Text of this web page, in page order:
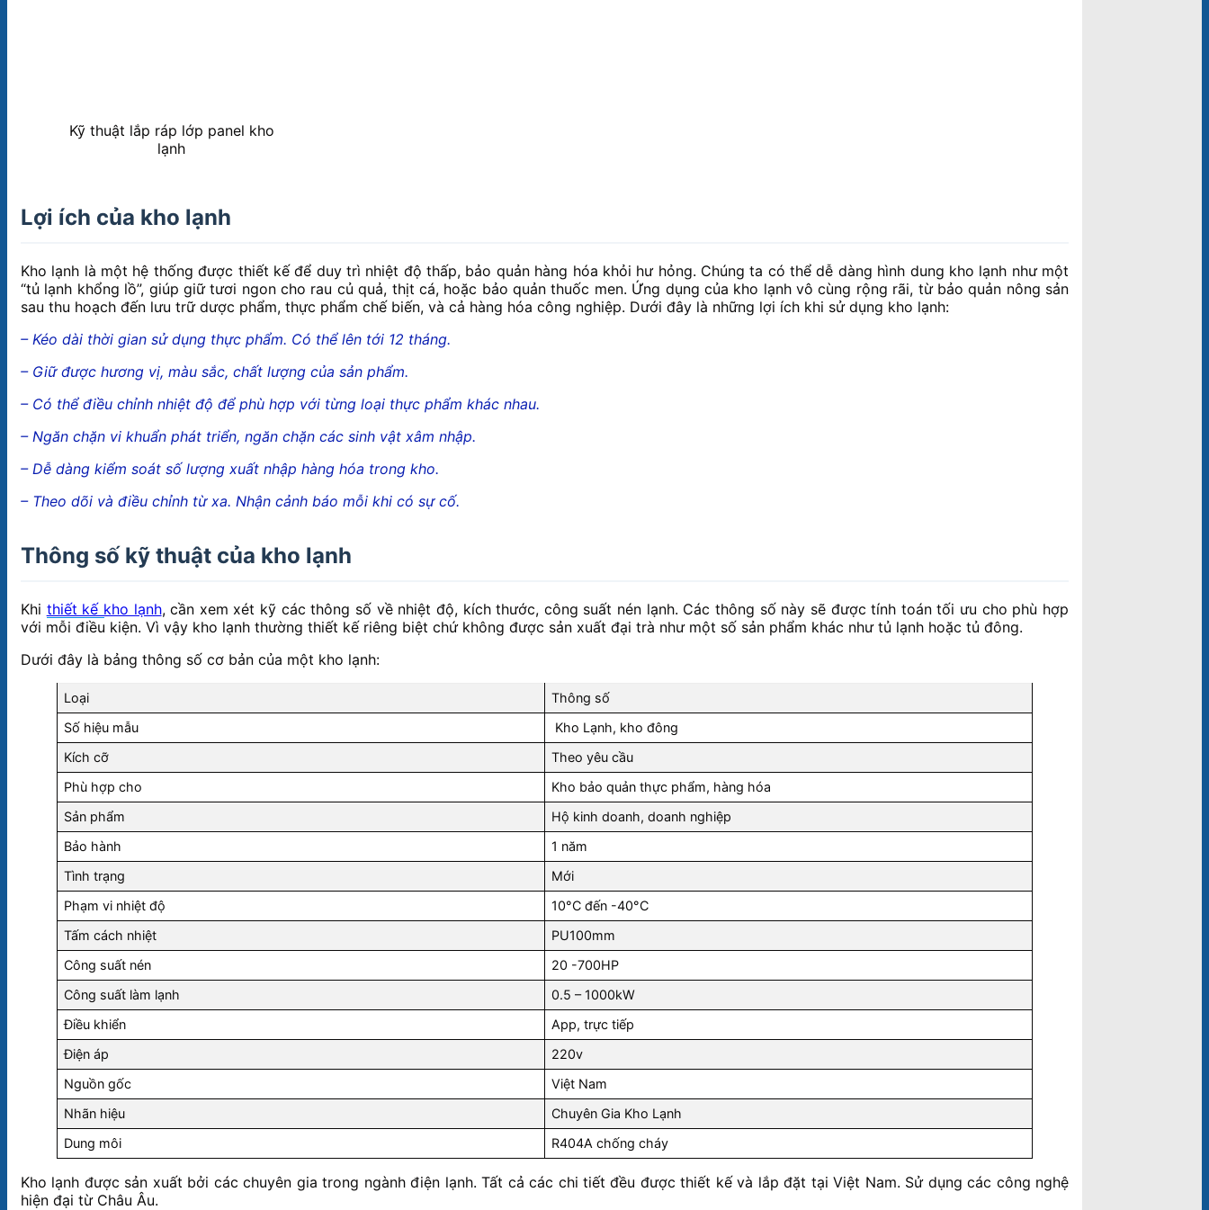
Kỹ thuật lắp ráp lớp panel kho
lạnh
Lợi ích của kho lạnh
Kho lạnh là một hệ thống được thiết kế để duy trì nhiệt độ thấp, bảo quản hàng hóa khỏi hư hỏng. Chúng ta có thể dễ dàng hình dung kho lạnh như một
“tủ lạnh khổng lồ”, giúp giữ tươi ngon cho rau củ quả, thịt cá, hoặc bảo quản thuốc men. Ứng dụng của kho lạnh vô cùng rộng rãi, từ bảo quản nông sản
sau thu hoạch đến lưu trữ dược phẩm, thực phẩm chế biến, và cả hàng hóa công nghiệp. Dưới đây là những lợi ích khi sử dụng kho lạnh:
– Kéo dài thời gian sử dụng thực phẩm. Có thể lên tới 12 tháng.
– Giữ được hương vị, màu sắc, chất lượng của sản phẩm.
– Có thể điều chỉnh nhiệt độ để phù hợp với từng loại thực phẩm khác nhau.
– Ngăn chặn vi khuẩn phát triển, ngăn chặn các sinh vật xâm nhập.
– Dễ dàng kiểm soát số lượng xuất nhập hàng hóa trong kho.
– Theo dõi và điều chỉnh từ xa. Nhận cảnh báo mỗi khi có sự cố.
Thông số kỹ thuật của kho lạnh
Khi thiết kế kho lạnh, cần xem xét kỹ các thông số về nhiệt độ, kích thước, công suất nén lạnh. Các thông số này sẽ được tính toán tối ưu cho phù hợp
với mỗi điều kiện. Vì vậy kho lạnh thường thiết kế riêng biệt chứ không được sản xuất đại trà như một số sản phẩm khác như tủ lạnh hoặc tủ đông.
Dưới đây là bảng thông số cơ bản của một kho lạnh:
Loại
Thông số
Số hiệu mẫu
Kho Lạnh, kho đông
Kích cỡ
Theo yêu cầu
Phù hợp cho
Kho bảo quản thực phẩm, hàng hóa
Sản phẩm
Hộ kinh doanh, doanh nghiệp
Bảo hành
1 năm
Tình trạng
Mới
Phạm vi nhiệt độ
10°C đến -40°C
Tấm cách nhiệt
PU100mm
Công suất nén
20 -700HP
Công suất làm lạnh
0.5 – 1000kW
Điều khiển
App, trực tiếp
Điện áp
220v
Nguồn gốc
Việt Nam
Nhãn hiệu
Chuyên Gia Kho Lạnh
Dung môi
R404A chống cháy
Kho lạnh được sản xuất bởi các chuyên gia trong ngành điện lạnh. Tất cả các chi tiết đều được thiết kế và lắp đặt tại Việt Nam. Sử dụng các công nghệ
hiện đại từ Châu Âu.